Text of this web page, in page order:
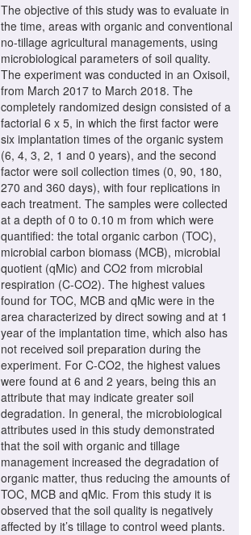
The objective of this study was to evaluate in
the time, areas with organic and conventional
no-tillage agricultural managements, using
microbiological parameters of soil quality.
The experiment was conducted in an Oxisoil,
from March 2017 to March 2018. The
completely randomized design consisted of a
factorial 6 x 5, in which the first factor were
six implantation times of the organic system
(6, 4, 3, 2, 1 and 0 years), and the second
factor were soil collection times (0, 90, 180,
270 and 360 days), with four replications in
each treatment. The samples were collected
at a depth of 0 to 0.10 m from which were
quantified: the total organic carbon (TOC),
microbial carbon biomass (MCB), microbial
quotient (qMic) and CO2 from microbial
respiration (C-CO2). The highest values
found for TOC, MCB and qMic were in the
area characterized by direct sowing and at 1
year of the implantation time, which also has
not received soil preparation during the
experiment. For C-CO2, the highest values
were found at 6 and 2 years, being this an
attribute that may indicate greater soil
degradation. In general, the microbiological
attributes used in this study demonstrated
that the soil with organic and tillage
management increased the degradation of
organic matter, thus reducing the amounts of
TOC, MCB and qMic. From this study it is
observed that the soil quality is negatively
affected by it’s tillage to control weed plants.